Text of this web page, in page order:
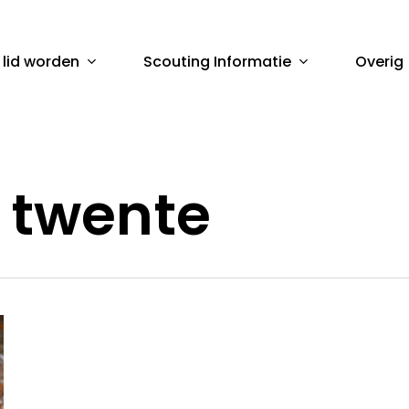
worden Scouting Informatie Overig